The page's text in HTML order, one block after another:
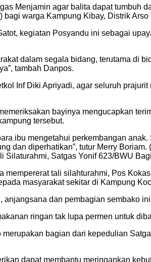
Menjamin agar balita dapat tumbuh
warga Kampung Kibay, Distrik
kegiatan Posyandu ini sebagai
dalam segala bidang, terutama di
tambah Danpos.
Inf Diki Apriyadi, agar seluruh
bayinya mengucapkan
tersebut.
ibu mengetahui perkembangan
dan diperhatikan”, tutur Merry Boriam.
Silaturahmi, Satgas Yonif 623/BWU
mempererat tali silahturahmi, Pos
masyarakat sekitar di Kampung
anjangsana dan pembagian sembako
ringan tak lupa permen untuk
bagian dari kepedulian
dapat membantu meringankan